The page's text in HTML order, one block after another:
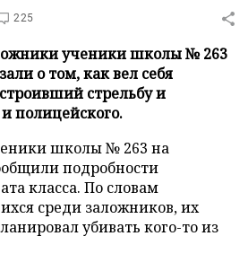
225
ученики школы № 263
о том, как вел себя
стрельбу и
полицейского.
школы № 263 на
подробности
класса. По словам
среди заложников, их
убивать кого-то из